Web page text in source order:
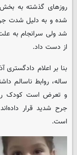
روزهای گذشته به بخش
شده و به دلیل شدت
شد ولی سرانجام به
از دست داد.
ساله، روابط ناسالم
و تعرض است کودک را
جرح شدید قرار
است.